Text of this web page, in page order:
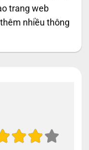
trang web
nhiều thông